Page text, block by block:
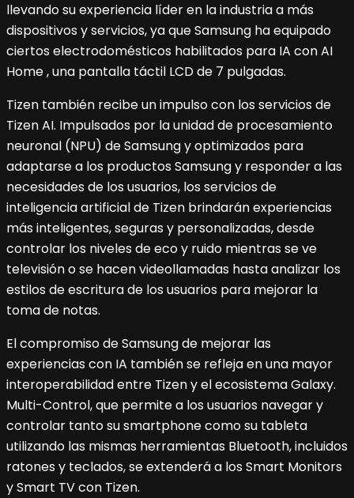
llevando su experiencia líder en la industria a más
dispositivos y servicios, ya que Samsung ha equipado
ciertos electrodomésticos habilitados para IA con AI
Home , una pantalla táctil LCD de 7 pulgadas.
Tizen también recibe un impulso con los servicios de
Tizen AI. Impulsados por la unidad de procesamiento
neuronal (NPU) de Samsung y optimizados para
adaptarse a los productos Samsung y responder a las
necesidades de los usuarios, los servicios de
inteligencia artificial de Tizen brindarán experiencias
más inteligentes, seguras y personalizadas, desde
controlar los niveles de eco y ruido mientras se ve
televisión o se hacen videollamadas hasta analizar los
estilos de escritura de los usuarios para mejorar la
toma de notas.
El compromiso de Samsung de mejorar las
experiencias con IA también se refleja en una mayor
interoperabilidad entre Tizen y el ecosistema Galaxy.
Multi-Control, que permite a los usuarios navegar y
controlar tanto su smartphone como su tableta
utilizando las mismas herramientas Bluetooth, incluidos
ratones y teclados, se extenderá a los Smart Monitors
y Smart TV con Tizen.